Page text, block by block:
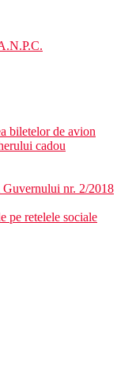
biletelor de avion
cadou
nr. 2/2018
pe retelele sociale